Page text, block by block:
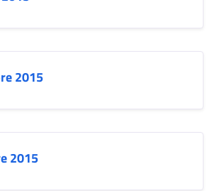
2015
2015